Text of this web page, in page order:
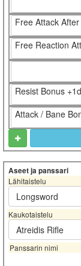
Free Attack After
Free Reaction
Resist Bonus
Attack / Bane
Aseet ja panssari
Lähitaistelu
Longsword
Kaukotaistelu
Atreidis Rifle
Panssarin nimi